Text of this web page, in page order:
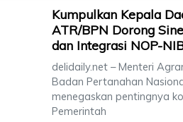
Kumpulkan Kepala
ATR/BPN Dorong
dan Integrasi NOP-
delidaily.net – Menteri
Badan Pertanahan
menegaskan pentingnya
Pemerintah